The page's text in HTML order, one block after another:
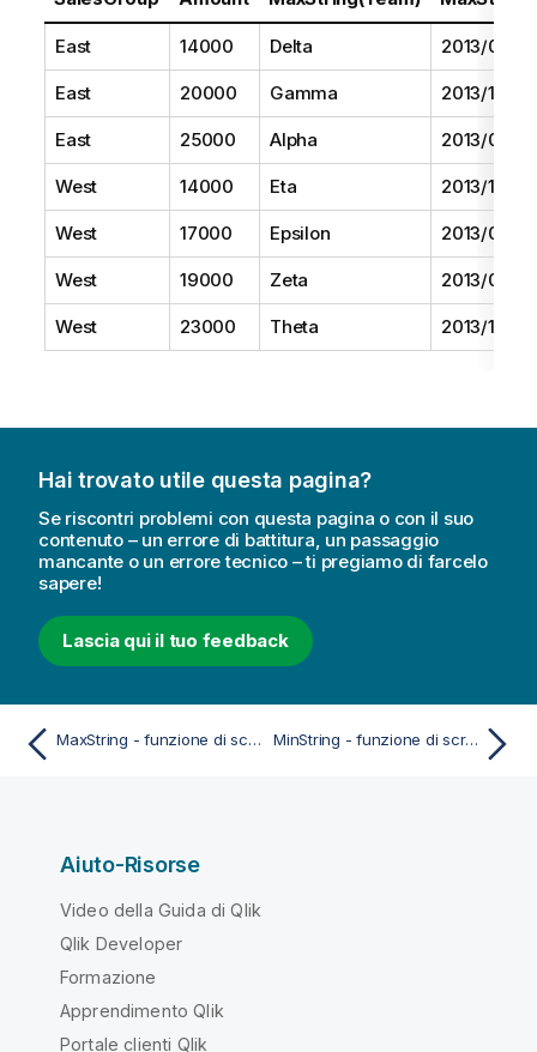
East 14000 Delta 2013/08/01
East 20000 Gamma 2013/11/01
East 25000 Alpha 2013/07/01
West 14000 Eta 2013/10/01
West 17000 Epsilon 2013/09/01
West 19000 Zeta 2013/06/01
West 23000 Theta 2013/12/01
Hai trovato utile questa pagina?
Se riscontri problemi con questa pagina o con il suo
contenuto – un errore di battitura, un passaggio
mancante o un errore tecnico – ti pregiamo di farcelo
sapere!
Lascia qui il tuo feedback
MaxString - funzione di script MinString - funzione di script
Aiuto-Risorse
Video della Guida di Qlik
Qlik Developer
Formazione
Apprendimento Qlik
Portale clienti Qlik